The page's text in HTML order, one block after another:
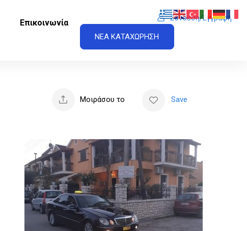
Επικοινωνία
Σύνδεση/Εγγραφή
ΝΕΑ ΚΑΤΑΧΩΡΗΣΗ
Μοιράσου το Save